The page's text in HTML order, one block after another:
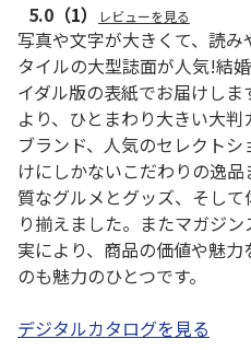
5.0 （1） レビューを見る
写真や文字が大きくて、読
タイルの大型誌面が人気!結
イダル版の表紙でお届けし
より、ひとまわり大きい大
ブランド、人気のセレクト
けにしかないこだわりの逸
質なグルメとグッズ、そし
り揃えました。またマガジ
実により、商品の価値や魅
のも魅力のひとつです。
デジタルカタログを見る